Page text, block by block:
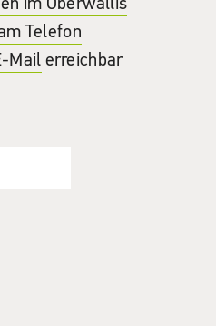
Telefon
Mail erreichbar